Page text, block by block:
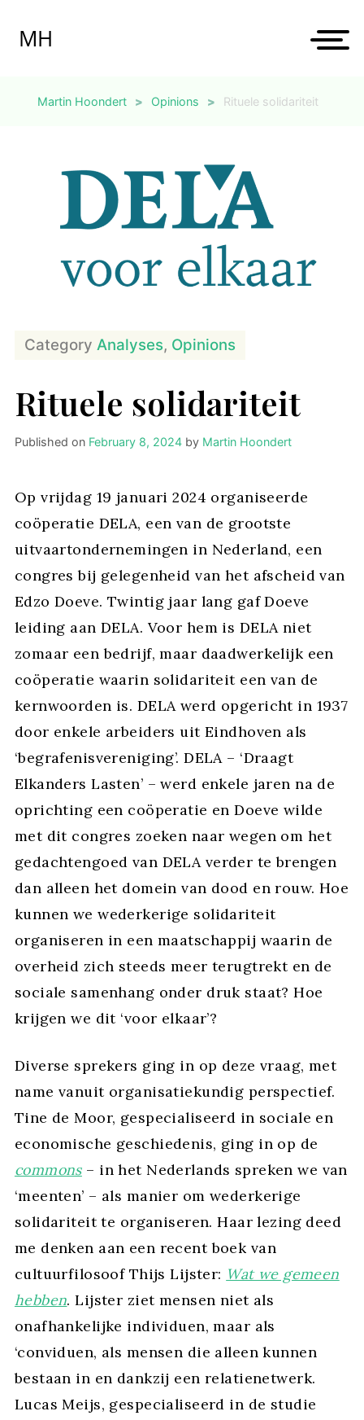
MH
Martin Hoondert > Opinions > Rituele solidariteit
Category Analyses, Opinions
Rituele solidariteit
Published on February 8, 2024by Martin Hoondert
Op vrijdag 19 januari 2024 organiseerde
coöperatie DELA, een van de grootste
uitvaartondernemingen in Nederland, een
congres bij gelegenheid van het afscheid van
Edzo Doeve. Twintig jaar lang gaf Doeve
leiding aan DELA. Voor hem is DELA niet
zomaar een bedrijf, maar daadwerkelijk een
coöperatie waarin solidariteit een van de
kernwoorden is. DELA werd opgericht in 1937
door enkele arbeiders uit Eindhoven als
‘begrafenisvereniging’. DELA – ‘Draagt
Elkanders Lasten’ – werd enkele jaren na de
oprichting een coöperatie en Doeve wilde
met dit congres zoeken naar wegen om het
gedachtengoed van DELA verder te brengen
dan alleen het domein van dood en rouw. Hoe
kunnen we wederkerige solidariteit
organiseren in een maatschappij waarin de
overheid zich steeds meer terugtrekt en de
sociale samenhang onder druk staat? Hoe
krijgen we dit ‘voor elkaar’?
Diverse sprekers ging in op deze vraag, met
name vanuit organisatiekundig perspectief.
Tine de Moor, gespecialiseerd in sociale en
economische geschiedenis, ging in op de
commons– in het Nederlands spreken we van
‘meenten’ – als manier om wederkerige
solidariteit te organiseren. Haar lezing deed
me denken aan een recent boek van
cultuurfilosoof Thijs Lijster: Wat we gemeen
hebben. Lijster ziet mensen niet als
onafhankelijke individuen, maar als
‘conviduen, als mensen die alleen kunnen
bestaan in en dankzij een relatienetwerk.
Lucas Meijs, gespecialiseerd in de studie